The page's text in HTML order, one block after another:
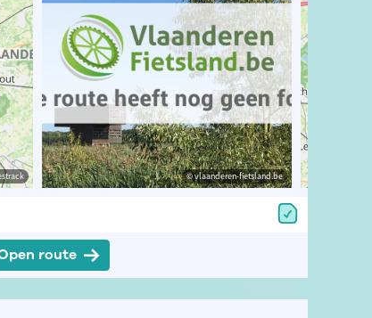
© Toerisme Oost-Vlaanderen
© vlaanderen-fietsland.be
route